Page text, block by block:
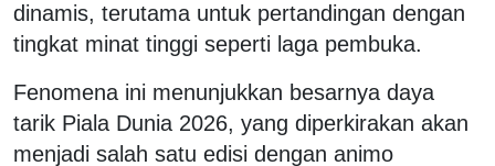
dinamis, terutama untuk pertandingan dengan
tingkat minat tinggi seperti laga pembuka.
Fenomena ini menunjukkan besarnya daya
tarik Piala Dunia 2026, yang diperkirakan akan
menjadi salah satu edisi dengan animo